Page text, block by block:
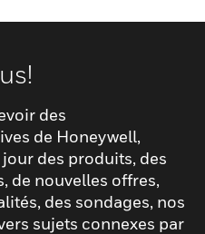
des
de Honeywell,
des produits, des
de nouvelles offres,
des sondages, nos
sujets connexes par